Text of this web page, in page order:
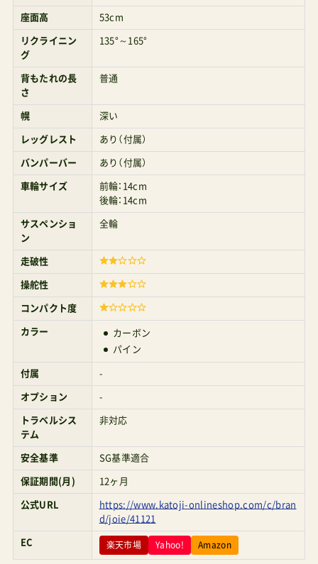
座面高 53cm
リクライニン
グ
135°～165°
背もたれの長
さ
普通
幌 深い
レッグレスト あり（付属）
バンパーバー あり（付属）
車輪サイズ
前輪：14cm
後輪：14cm
サスペンショ
ン
全輪
走破性
操舵性
コンパクト度
カラー
カーボン
パイン
付属 -
オプション -
トラベルシス
テム
非対応
安全基準 SG基準適合
保証期間(月) 12ヶ月
公式URL
https://www.katoji-onlineshop.com/c/bran
d/joie/41121
EC 楽天市場 Yahoo! Amazon